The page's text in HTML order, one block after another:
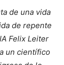
de una vida
de repente
Felix Leiter
un científico